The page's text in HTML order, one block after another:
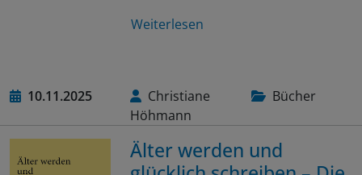
Weiterlesen
10.11.2025
Christiane
Höhmann
Bücher
Älter werden und